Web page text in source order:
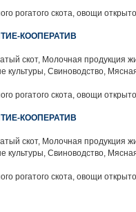
рогатого скота, овощи
КООПЕРАТИВ
скот, Молочная продукция
Свиноводство,
рогатого скота, овощи
КООПЕРАТИВ
скот, Молочная продукция
Свиноводство,
рогатого скота, овощи